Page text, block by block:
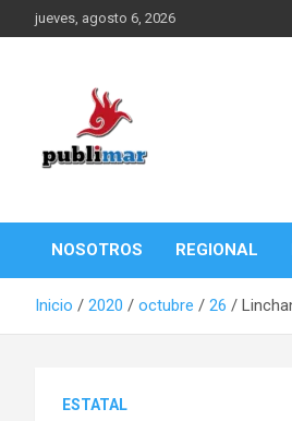
Saltar
al
jueves, agosto 6, 2026
PubliMar
NOSOTROS REGIONAL
Inicio 2020 octubre 26
ESTATAL